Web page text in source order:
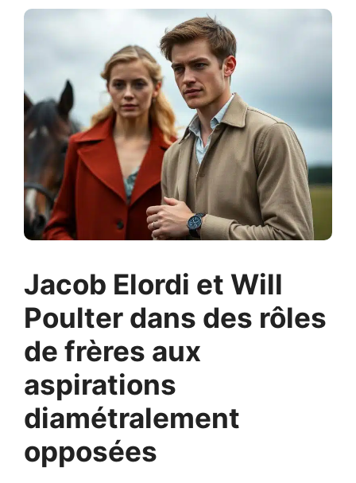
Jacob Elordi et Will
Poulter dans des rôles
de frères aux
aspirations
diamétralement
opposées